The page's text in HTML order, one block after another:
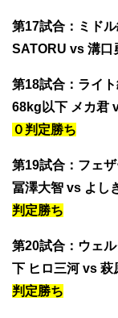
第17試合 ：ミド
SATORU vs 溝口
第18試合 ：ライ
68kg以下 メカ君
０判定勝ち
第19試合 ：フェ
冨澤大智 vs よし
判定勝ち
第20試合 ：ウェ
下 ヒロ三河 vs 萩
判定勝ち